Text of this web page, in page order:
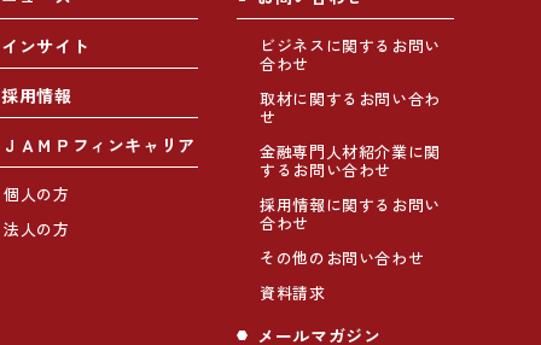
インサイト
採用情報
ＪＡＭＰフィンキャリア
個人の方
法人の方
ビジネスに関するお問い
合わせ
取材に関するお問い合わ
せ
金融専門人材紹介業に関
するお問い合わせ
採用情報に関するお問い
合わせ
その他のお問い合わせ
資料請求
メールマガジン